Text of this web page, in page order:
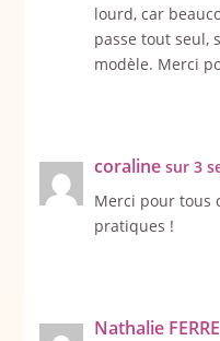
lourd, car
passe tout seul,
modèle. Merci
coraline sur 3
Merci pour tous
pratiques !
Nathalie